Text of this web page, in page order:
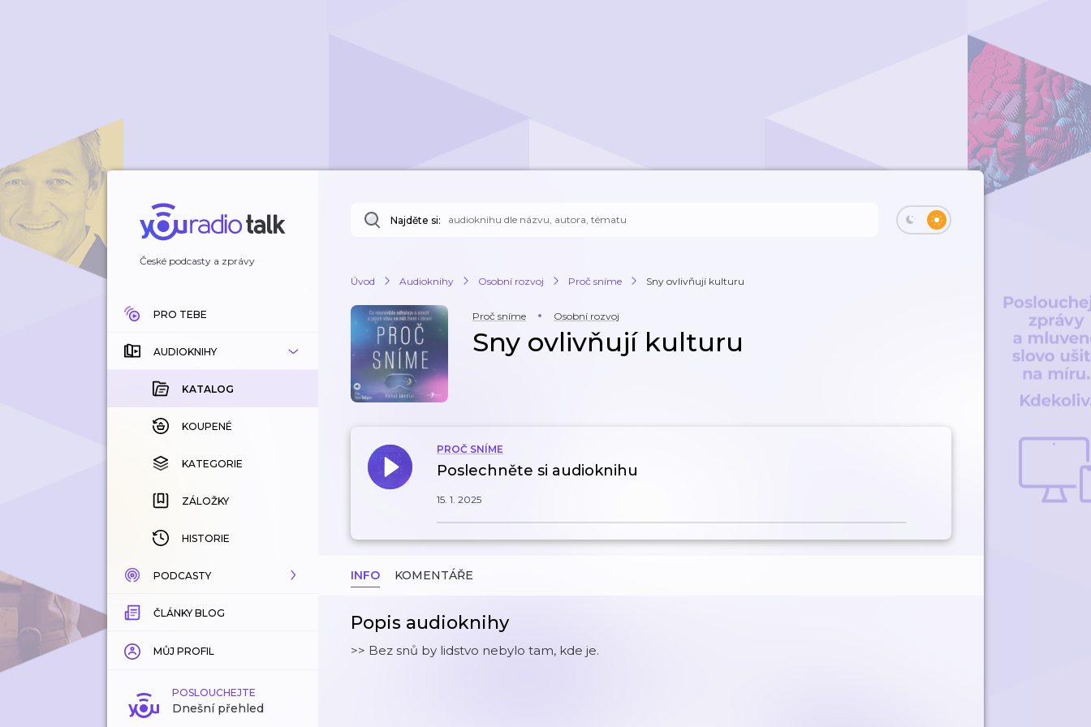
České podcasty a zprávy
PRO TEBE
AUDIOKNIHY
KATALOG
KOUPENÉ
KATEGORIE
ZÁLOŽKY
HISTORIE
PODCASTY
KATALOG
KATEGORIE
ZÁLOŽKY
ČLÁNKY BLOG
MŮJ PROFIL
POSLOUCHEJTE
Dnešní přehled
Najděte si:
Úvod Audioknihy Osobní rozvoj Proč sníme Sny ovlivňují kulturu
Proč sníme Osobní rozvoj
Sny ovlivňují kulturu
PROČ SNÍME
Poslechněte si audioknihu
15. 1. 2025
INFO KOMENTÁŘE
Popis audioknihy
>> Bez snů by lidstvo nebylo tam, kde je.